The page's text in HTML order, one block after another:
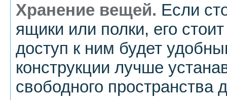
Хранение вещей. Если
ящики или полки, его
доступ к ним будет
конструкции лучше
свободного